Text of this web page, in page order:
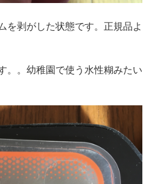
を剥がした状態です。正規品よ
。。幼稚園で使う水性糊みたい